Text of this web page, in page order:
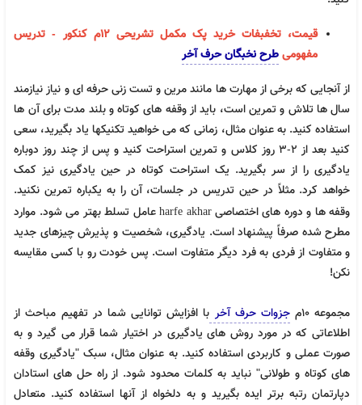
فیزیک دوازدهم حرف آخر تشریحی | پنج ستاره 1405
نسخه اصلی
877,000
فیزیک جامع تجربی حرف آخر | آخرین آپدیت 1405
تجربی
3,880,000تومان
قیمت، تخفبفات خرید پک مکمل تشریحی 12م کنکور - تدریس
مفهومیطرح نخبگان حرف آخر
از آنجایی که برخی از مهارت ها مانند مرین و تست زنی حرفه ای و نیاز نیازمند
سال ها تلاش و تمرین است، باید از وقفه های کوتاه و بلند مدت برای آن ها
استفاده کنید. به عنوان مثال، زمانی که می خواهید تکنیکها یاد بگیرید، سعی
کنید بعد از 2-3 روز کلاس و تمرین استراحت کنید و پس از چند روز دوباره
یادگیری را از سر بگیرید. یک استراحت کوتاه در حین یادگیری نیز کمک
خواهد کرد. مثلاً در حین تدریس در جلسات، آن را به یکباره تمرین نکنید.
وقفه ها و دوره های اختصاصیharfe akharعامل تسلط بهتر می شود. موارد
مطرح شده صرفاً پیشنهاد است. یادگیری، شخصیت و پذیرش چیزهای جدید
و متفاوت از فردی به فرد دیگر متفاوت است. پس خودت رو با کسی مقایسه
نکن!
مجموعه 10م جزوات حرف آخر با افزایش توانایی شما در تفهیم مباحث از
اطلاعاتی که در مورد روش های یادگیری در اختیار شما قرار می گیرد و به
صورت عملی و کاربردی استفاده کنید. به عنوان مثال، سبک "یادگیری وقفه
های کوتاه و طولانی" نباید به کلمات محدود شود. از راه حل های استادان
دپارتمان رتبه برتر ایده بگیرید و به دلخواه از آنها استفاده کنید. متعادل